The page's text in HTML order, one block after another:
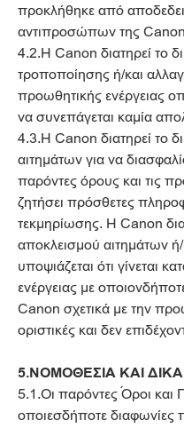
προκλήθηκε από
αντιπροσώπων της
4.2.Η Canon διατηρεί το
τροποποίησης ή/και
προωθητικής ενέργειας
να συνεπάγεται καμία
4.3.Η Canon διατηρεί το
αιτημάτων για να
παρόντες όρους και τις
ζητήσει πρόσθετες
τεκμηρίωσης. Η Canon
αποκλεισμού αιτημάτων
υποψιάζεται ότι γίνεται
ενέργειας με
Canon σχετικά με την
οριστικές και δεν
5.ΝΟΜΟΘΕΣΙΑ ΚΑΙ
5.1.Οι παρόντες Όροι και
οποιεσδήποτε